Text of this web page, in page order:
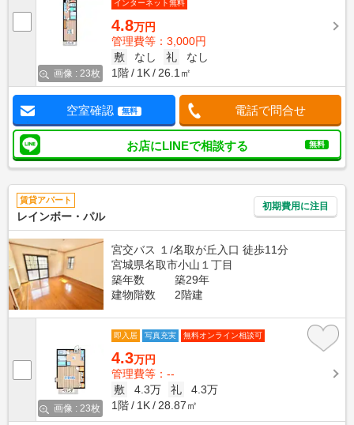
画像 : 23枚
インターネット無料
4.8万円
管理費等：3,000円
敷
なし 礼
なし
1階
1K 26.1㎡
空室確認 無料 電話で問合せ
お店にLINEで相談する 無料
賃貸アパート
レインボー・パル
初期費用に注目
宮交バス １/名取が丘入口 徒歩11分
宮城県名取市小山１丁目
築年数
築29年
建物階数
2階建
画像 : 23枚
即入居 写真充実 無料オンライン相談可
4.3万円
管理費等：--
敷
4.3万 礼
4.3万
1階
1K 28.87㎡